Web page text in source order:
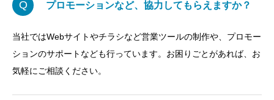
Q プロモーションなど、協力してもらえますか？
当社ではWebサイトやチラシなど営業ツールの制作や、プロモー
ションのサポートなども行っています。お困りごとがあれば、お
気軽にご相談ください。